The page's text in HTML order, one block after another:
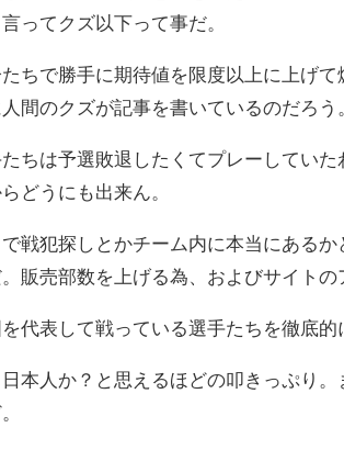
ってクズ以下って事だ。
たちで勝手に期待値を限度以上に上げ
間のクズが記事を書いているのだろう
ちは予選敗退したくてプレーしてい
どうにも出来ん。
戦犯探しとかチーム内に本当にある
。販売部数を上げる為、およびサイトの
を代表して戦っている選手たちを徹底的
日本人か？と思えるほどの叩きっぷり